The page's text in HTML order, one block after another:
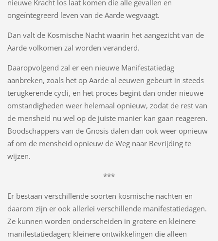
nieuwe Kracht los laat komen die alle gevallen en
ongeïntegreerd leven van de Aarde wegvaagt.
Dan valt de Kosmische Nacht waarin het aangezicht van de
Aarde volkomen zal worden veranderd.
Daaropvolgend zal er een nieuwe Manifestatiedag
aanbreken, zoals het op Aarde al eeuwen gebeurt in steeds
terugkerende cycli, en het proces begint dan onder nieuwe
omstandigheden weer helemaal opnieuw, zodat de rest van
de mensheid nu wel op de juiste manier kan gaan reageren.
Boodschappers van de Gnosis dalen dan ook weer opnieuw
af om de mensheid opnieuw de Weg naar Bevrijding te
wijzen.
***
Er bestaan verschillende soorten kosmische nachten en
daarom zijn er ook allerlei verschillende manifestatiedagen.
Ze kunnen worden onderscheiden in grotere en kleinere
manifestatiedagen; kleinere ontwikkelingen die alleen